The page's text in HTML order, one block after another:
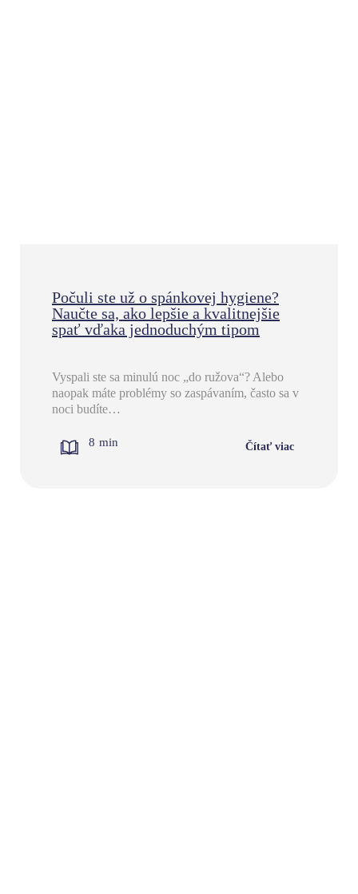
Počuli ste už o spánkovej hygiene?
Naučte sa, ako lepšie a kvalitnejšie
spať vďaka jednoduchým tipom
Vyspali ste sa minulú noc „do ružova“? Alebo
naopak máte problémy so zaspávaním, často sa v
noci budíte…
8 min Čítať viac